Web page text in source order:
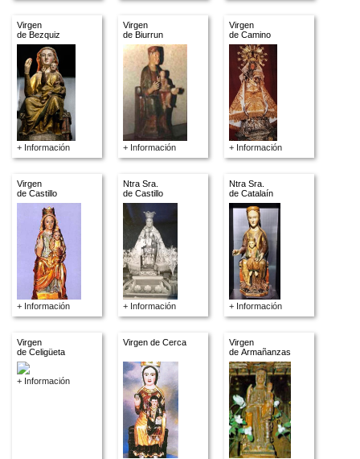
Virgen
de Bezquiz
+ Información
Virgen
de Biurrun
+ Información
Virgen
de Camino
+ Información
Virgen
de Castillo
+ Información
Ntra Sra.
de Castillo
+ Información
Ntra Sra.
de Catalaín
+ Información
Virgen
de Celigüeta
+ Información
Virgen de Cerca
Virgen
de Armañanzas